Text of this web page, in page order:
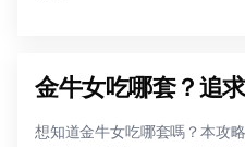
金牛女吃哪套？追
想知道金牛女吃哪套嗎？本攻